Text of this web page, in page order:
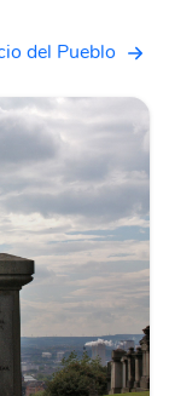
del Pueblo